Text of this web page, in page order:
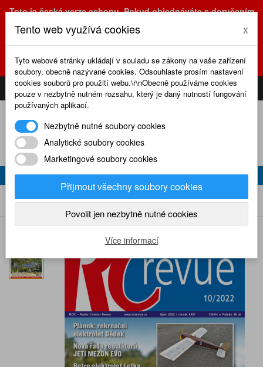
Toto je česká verze eshopu. Pokud objednáváte s doručením
(sk.eshop.rcrevue.cz - kliknutím na slovenskou vlajku)
POZOR ZMĚNA : výdejní místo a kancelář jsou nyní na adrese
Olšanská 3, Praha 3, tel. (+420) 222 723 388, 774 777 794.
CS
SK PŘIHLÁSIT KOŠÍK
RC REVUE 10/2022
Home Naše časopisy RC revue 2022 RC revue 10/2022
Tento web využívá cookies x
Tyto webové stránky ukládají v souladu se zákony na vaše zařízení
soubory, obecně nazývané cookies. Odsouhlaste prosím nastavení
cookies souborů pro použití webu.\r\nObecně používáme cookies
pouze v nezbytně nutném rozsahu, který je daný nutností fungování
používaných aplikací.
Nezbytně nutné soubory cookies
Analytické soubory cookies
Marketingové soubory cookies
Přijmout všechny soubory cookies
Povolit jen nezbytně nutné cookies
Více informací